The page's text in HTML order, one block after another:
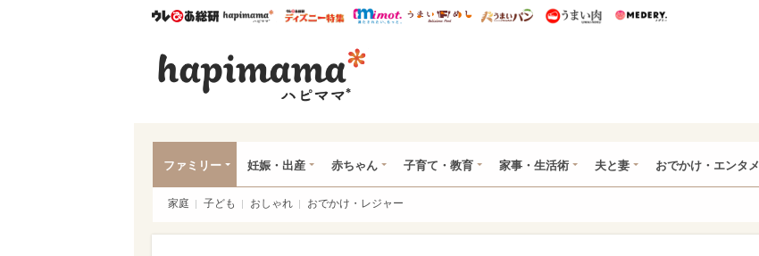
ウレぴあ総研ハピママ* ウレぴあ総研 ディズニー特集
mimot. うまいめし うまいパン うまい肉
ファミリー 妊娠・出産 赤ちゃん 子育て・教育 家事・生活術 夫と妻 おでかけ・エンタメ
家庭 子ども おしゃれ おでかけ・レジャー